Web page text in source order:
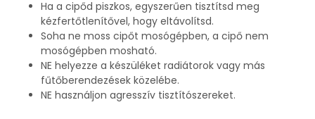
Ha a cipőd piszkos, egyszerűen tisztítsd meg
kézfertőtlenítővel, hogy eltávolítsd.
Soha ne moss cipőt mosógépben, a cipő nem
mosógépben mosható.
NE helyezze a készüléket radiátorok vagy más
fűtőberendezések közelébe.
NE használjon agresszív tisztítószereket.